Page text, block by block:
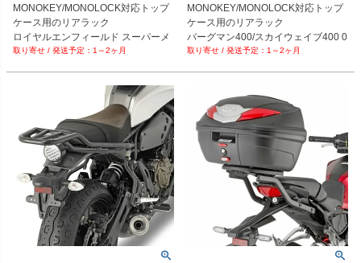
MONOKEY/MONOLOCK対応トップ
ケース用のリアラック
ロイヤルエンフィールド スーパーメ
テオ650 23-
1～2ヶ月
MONOKEY/MONOLOCK対応トップ
ケース用のリアラック
バーグマン400/スカイウェイブ400 0
6-
1～2ヶ月